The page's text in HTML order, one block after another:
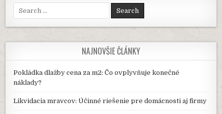
for:
NAJNOVŠIE ČLÁNKY
Pokládka dlažby cena za m2: Čo ovplyvňuje konečné
náklady?
Likvidacia mravcov: Účinné riešenie pre domácnosti aj firmy